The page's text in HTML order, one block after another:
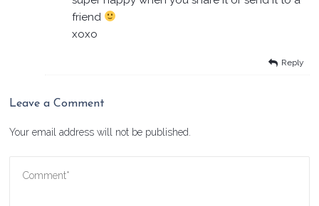
Reply
friend
xoxo
Leave a Comment
Your email address will not be published.